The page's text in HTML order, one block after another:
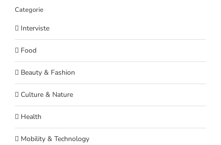
Categorie
Interviste
Food
Beauty & Fashion
Culture & Nature
Health
Mobility & Technology